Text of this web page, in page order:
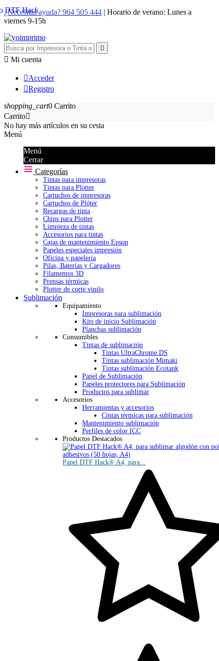
¿Necesitas ayuda? 964 505 444 | Horario de verano: Lunes a
viernes 9-15h

 Mi cuenta
Acceder
Registro
shopping_cart0 Carrito
Carrito
No hay más artículos en su cesta
Menú
Menú
Cerrar
Categorías
Tintas para impresoras
Tintas para Plotter
Cartuchos de impresoras
Cartuchos de Plóter
Recargas de tinta
Chips para Plotter
Limpieza de tintas
Accesorios para tintas
Cajas de mantenimiento Epson
Papeles especiales impresión
Oficina y papelería
Pilas, Baterías y Cargadores
Filamentos 3D
Prensas térmicas
Plotter de corte vinilo
Sublimación
Equipamiento
Impresoras para sublimación
Kits de inicio Sublimación
Planchas sublimación
Consumibles
Tintas de sublimación
Tintas UltraChrome DS
Tintas sublimación Mimaki
Tintas sublimación Ecotank
Papel de Sublimación
Papeles protectores para Sublimación
Productos para sublimar
Accesorios
Herramientas y accesorios
Cintas térmicas para sublimación
Mantenimiento sublimación
Perfiles de color ICC
Productos Destacados
Papel DTF Hack® A4, para...